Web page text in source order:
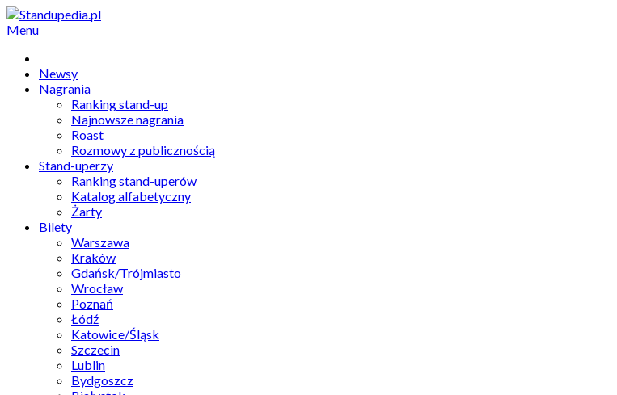
Menu
Newsy
Nagrania
Ranking stand-up
Najnowsze nagrania
Roast
Rozmowy z publicznością
Stand-uperzy
Ranking stand-uperów
Katalog alfabetyczny
Żarty
Bilety
Warszawa
Kraków
Gdańsk/Trójmiasto
Wrocław
Poznań
Łódź
Katowice/Śląsk
Szczecin
Lublin
Bydgoszcz